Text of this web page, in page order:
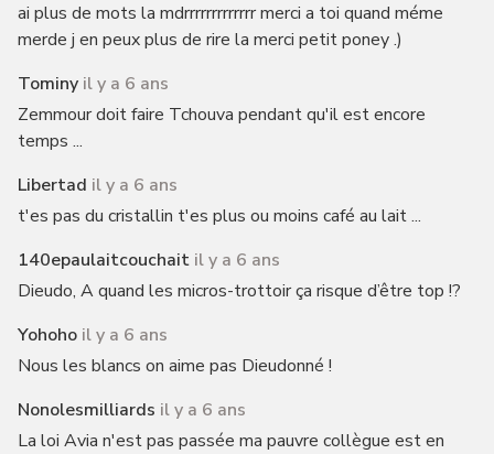
ai plus de mots la mdrrrrrrrrrrrrr merci a toi quand méme
merde j en peux plus de rire la merci petit poney .)
Tominy il y a 6 ans
Zemmour doit faire Tchouva pendant qu'il est encore
temps ...
Libertad il y a 6 ans
t'es pas du cristallin t'es plus ou moins café au lait ...
140epaulaitcouchait il y a 6 ans
Dieudo, A quand les micros-trottoir ça risque d’être top !?
Yohoho il y a 6 ans
Nous les blancs on aime pas Dieudonné !
Nonolesmilliards il y a 6 ans
La loi Avia n'est pas passée ma pauvre collègue est en